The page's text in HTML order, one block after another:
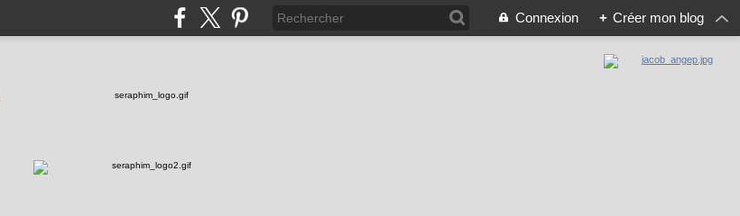
Connexion + Créer mon blog